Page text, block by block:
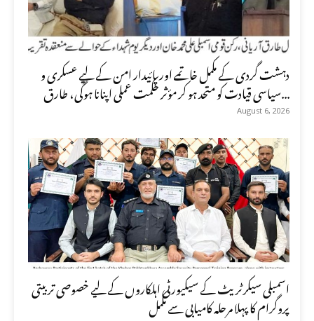
دہشت گردی کے مکمل خاتمے اور پائیدار امن کے لیے عسکری و
سیاسی قیادت کو متحد ہو کر مؤثر حکمت عملی اپنانا ہوگی، طارق...
August 6, 2026
اسمبلی سیکرٹریٹ کے سیکیورٹی اہلکاروں کے لیے خصوصی تربیتی
پروگرام کا پہلا مرحلہ کامیابی سے مکمل